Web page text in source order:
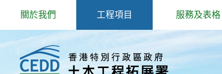
主
內
關於我們
歡迎辭
抱負、使命和信念
工程項目
主要工程
服務及表格
岩土工程服務
填料管理